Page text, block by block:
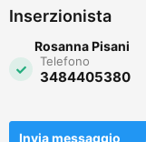
Inserzionista
Rosanna Pisani
Telefono
3484405380
Invia messaggio